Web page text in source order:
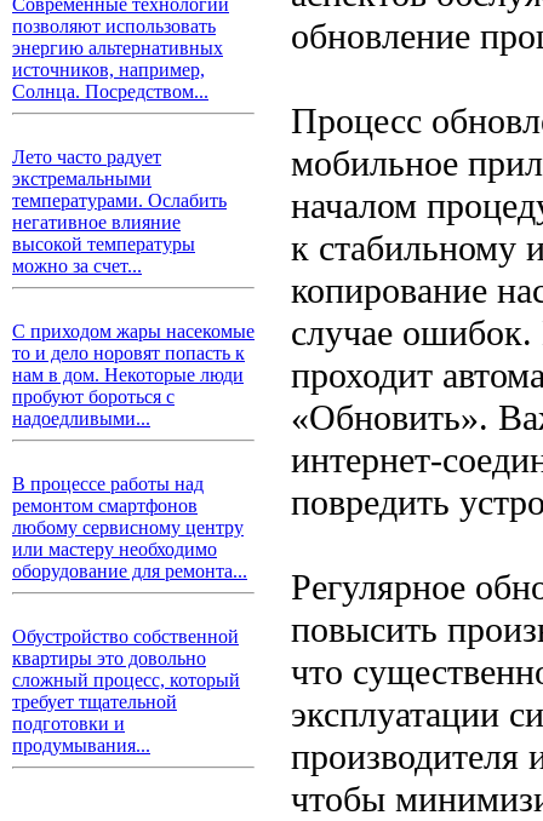
Современные технологии
позволяют использовать
энергию альтернативных
источников, например,
Солнца. Посредством...
Лето часто радует
экстремальными
температурами. Ослабить
негативное влияние
высокой температуры
можно за счет...
С приходом жары насекомые
то и дело норовят попасть к
нам в дом. Некоторые люди
пробуют бороться с
надоедливыми...
В процессе работы над
ремонтом смартфонов
любому сервисному центру
или мастеру необходимо
оборудование для ремонта...
Обустройство собственной
квартиры это довольно
сложный процесс, который
требует тщательной
подготовки и
продумывания...
обновление
Процесс
мобильное
началом
к стабильному
копирование
случае ошибок.
проходит
«Обновить».
интернет-
повредить
Регулярное
повысить
что
эксплуатации
производителя
чтобы